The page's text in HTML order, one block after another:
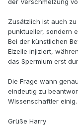
der Verschmelzung
Zusätzlich ist auch
punktueller, sondern
Bei der künstlichen
Eizelle injiziert,
das Spermium erst
Die Frage wann
eindeutig zu
Wissenschaftler einig.
Grüße Harry